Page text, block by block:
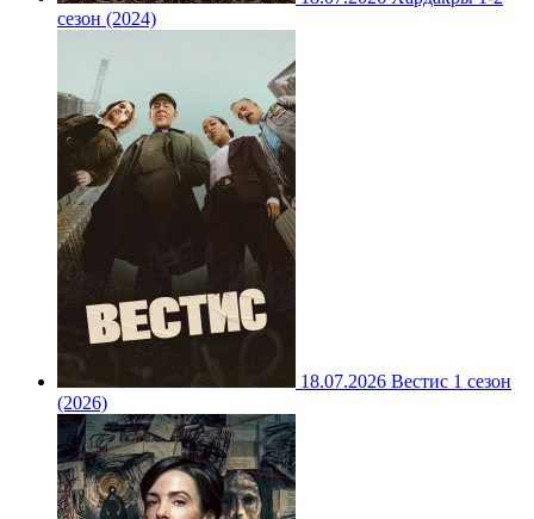
сезон (2024)
18.07.2026 Вестис 1 сезон
(2026)